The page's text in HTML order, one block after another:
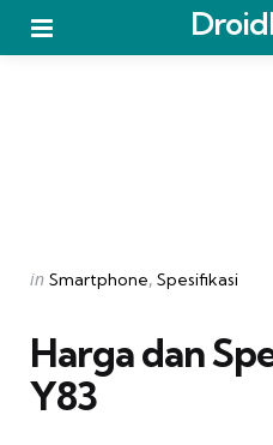
Categories
Posted
in Smartphone Spesifikasi
Harga dan
Y83